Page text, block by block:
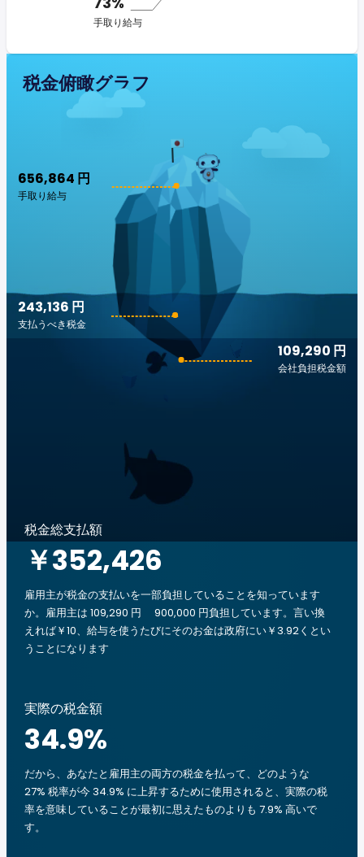
手取り給与
税金俯瞰グラフ
656,864 円
手取り給与
109,290 円
会社負担税金額
243,136 円
支払うべき税金
税金総支払額
￥352,426
雇用主が税金の支払いを一部負担していることを知っています
か。雇用主は 109,290 円 900,000 円負担しています。言い換
えれば￥10、給与を使うたびにそのお金は政府にい￥3.92くとい
うことになります
実際の税金額
34.9%
だから、あなたと雇用主の両方の税金を払って、どのような
27% 税率が今 34.9% に上昇するために使用されると、実際の税
率を意味していることが最初に思えたものよりも 7.9% 高いで
す。